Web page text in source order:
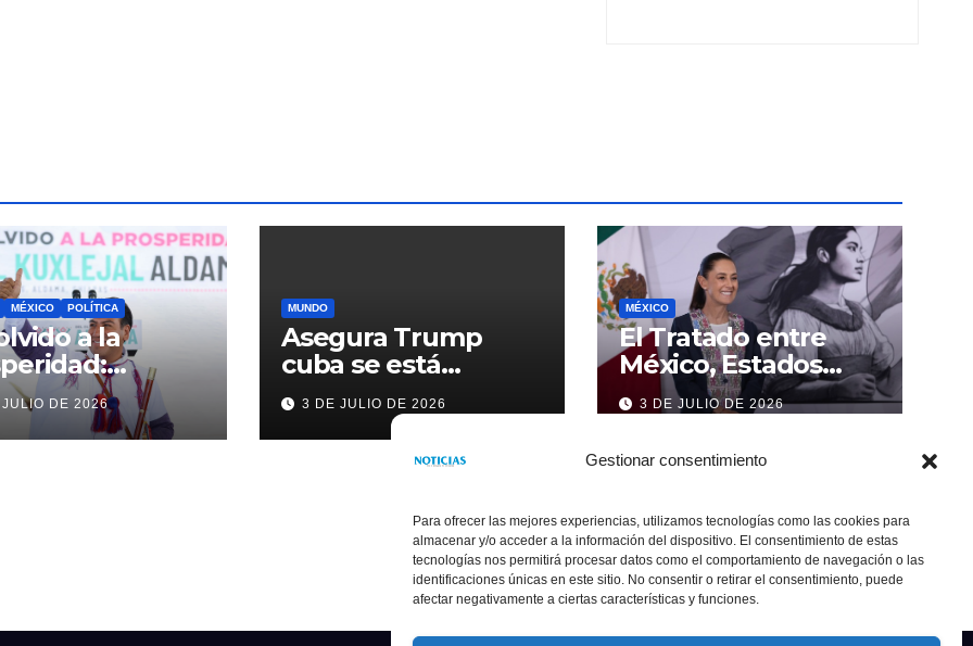
Gestionar consentimiento
Para ofrecer las mejores experiencias, utilizamos tecnologías como las cookies para
almacenar y/o acceder a la información del dispositivo. El consentimiento de estas
tecnologías nos permitirá procesar datos como el comportamiento de navegación o las
identificaciones únicas en este sitio. No consentir o retirar el consentimiento, puede
afectar negativamente a ciertas características y funciones.
MÉXICO POLÍTICA
a la
Ramírez
la
de
DE 2026
MUNDO
Asegura Trump
cuba se está
acercando a
nosotros
3 DE JULIO DE 2026
MÉXICO
El Tratado entre
México, Estados
Unidos y Canadá (T-
MEC) se mantiene
hasta el 2036:
Presidenta Claudia
3 DE JULIO DE 2026